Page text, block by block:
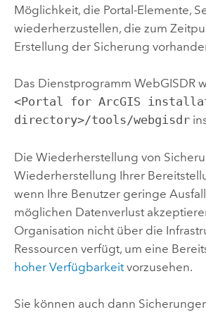
Möglichkeit, die Portal-Elemente,
wiederherzustellen, die zum
Erstellung der Sicherung
Das Dienstprogramm WebGISDR
<Portal for ArcGIS
directory>/tools/webgisdr
Die Wiederherstellung von
Wiederherstellung Ihrer
wenn Ihre Benutzer geringe
möglichen Datenverlust
Organisation nicht über die
Ressourcen verfügt, um eine
hoher Verfügbarkeitvorzusehen.
Sie können auch dann